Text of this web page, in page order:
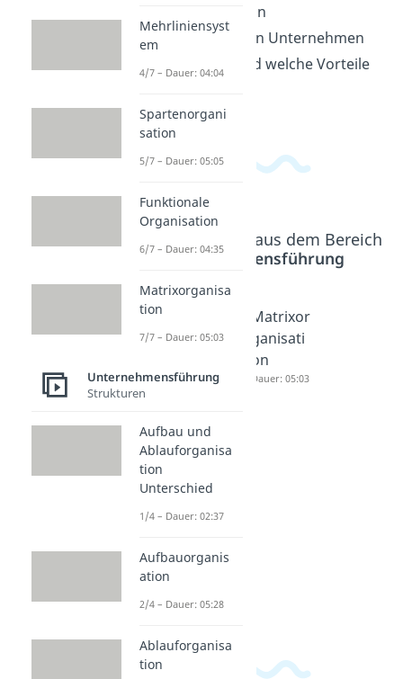
verstehst du, wie ein
Mehrliniensystem in Unternehmen
eingesetzt wird und welche Vorteile
Beliebte Inhalte aus dem Bereich
Unternehmensführung
Sparten
organisa
Dauer: 05:05
ale
ation
Matrixor
ganisati
on
Dauer: 05:03
Mehrliniensyst
em
4/7 – Dauer: 04:04
Spartenorgani
sation
5/7 – Dauer: 05:05
Funktionale
Organisation
6/7 – Dauer: 04:35
Matrixorganisa
tion
7/7 – Dauer: 05:03
Unternehmensführung
Strukturen
Aufbau und
Ablauforganisa
tion
Unterschied
1/4 – Dauer: 02:37
Aufbauorganis
ation
2/4 – Dauer: 05:28
Ablauforganisa
tion